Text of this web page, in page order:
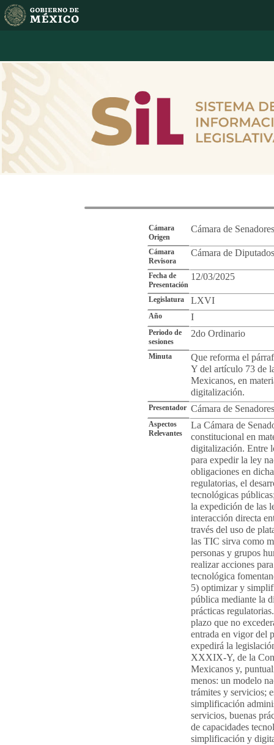
Cámara
Origen
Cámara de Senadores
Cámara
Revisora
Cámara de Diputados
Fecha de
Presentación
12/03/2025
Legislatura LXVI
Año I
Periodo de
sesiones
2do Ordinario
Minuta
Que reforma el
Y del artículo 73 de
Mexicanos, en
digitalización.
Presentador Cámara de Senadores
Aspectos
Relevantes
La Cámara de
constitucional en
digitalización. Entre
para expedir la ley
obligaciones en
regulatorias, el
tecnológicas
la expedición de las
interacción directa
través del uso de
las TIC sirva como
personas y grupos
realizar acciones
tecnológica
5) optimizar y
pública mediante la
prácticas
plazo que no
entrada en vigor del
expedirá la
XXXIX-Y, de la
Mexicanos y,
menos: un modelo
trámites y servicios;
simplificación
servicios, buenas
de capacidades
simplificación y